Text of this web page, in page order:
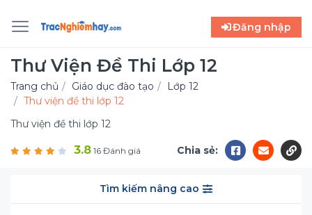
Đăng nhập
Thư Viện Đề Thi Lớp 12
Trang chủ Giáo dục đào tạo
Lớp 12
Thư viện đề thi lớp 12
Thư viện đề thi lớp 12
3.8 16 Đánh giá Chia sẻ:
Tìm kiếm nâng cao